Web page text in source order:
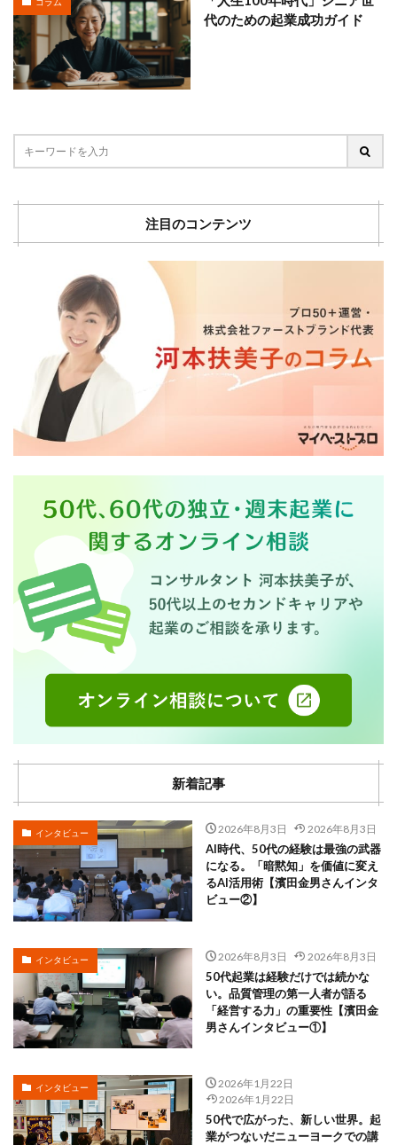
代のための起業成功ガイド
注目のコンテンツ
新着記事
インタビュー 2026年8月3日 2026年8月3日
AI時代、50代の経験は最強の武器
になる。「暗黙知」を価値に変え
るAI活用術【濱田金男さんインタ
ビュー②】
インタビュー 2026年8月3日 2026年8月3日
50代起業は経験だけでは続かな
い。品質管理の第一人者が語る
「経営する力」の重要性【濱田金
男さんインタビュー①】
インタビュー
2026年1月22日
2026年1月22日
50代で広がった、新しい世界。起
業がつないだニューヨークでの講